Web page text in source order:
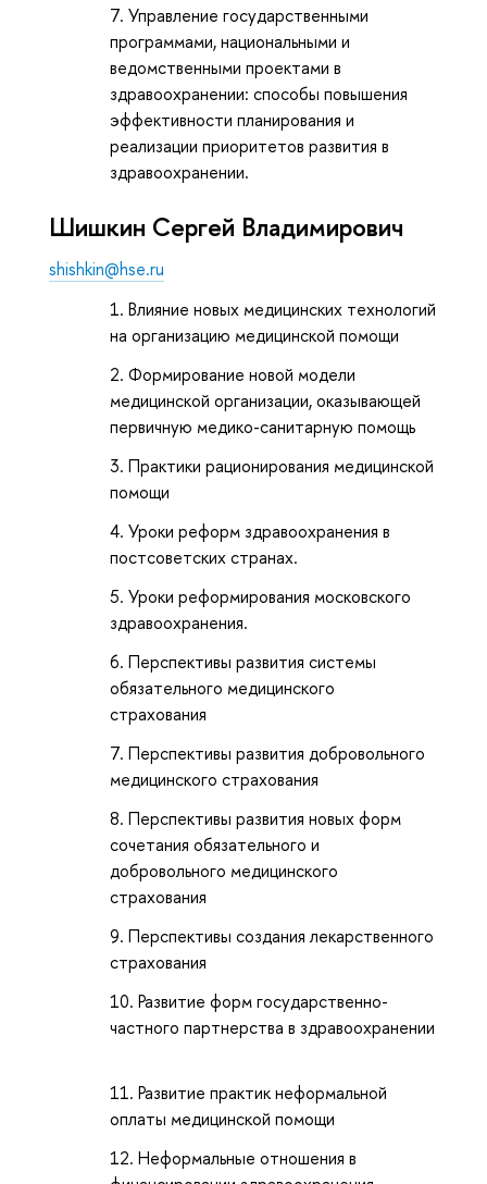
Управление государственными
программами, национальными и
ведомственными проектами в
здравоохранении: способы повышения
эффективности планирования и
реализации приоритетов развития в
здравоохранении.
Шишкин Сергей Владимирович
shishkin@hse.ru
Влияние новых медицинских технологий
на организацию медицинской помощи
Формирование новой модели
медицинской организации, оказывающей
первичную медико-санитарную помощь
Практики рационирования медицинской
помощи
Уроки реформ здравоохранения в
постсоветских странах.
Уроки реформирования московского
здравоохранения.
Перспективы развития системы
обязательного медицинского
страхования
Перспективы развития добровольного
медицинского страхования
Перспективы развития новых форм
сочетания обязательного и
добровольного медицинского
страхования
Перспективы создания лекарственного
страхования
Развитие форм государственно-
частного партнерства в здравоохранении
Развитие практик неформальной
оплаты медицинской помощи
Неформальные отношения в